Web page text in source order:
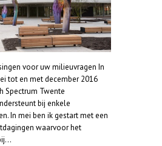
voor uw milieuvragen In
tot en met december 2016
Spectrum Twente
bij enkele
In mei ben ik gestart met een
waarvoor het